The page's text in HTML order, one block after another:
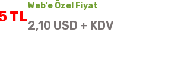
TL
Web’e Özel Fiyat
2,10 USD + KDV